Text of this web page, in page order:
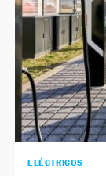
ELÉCTRICOS